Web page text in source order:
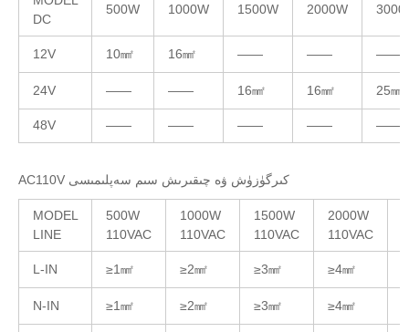
DC
500W 1000W 1500W 2000W
12V 10㎟ 16㎟ —— —— ——
24V —— —— 16㎟ 16㎟ 25㎟
48V —— —— —— —— ——
AC110V كىرگۈزۈش ۋە چىقىرىش سىم سەپلىمىسى
MODEL
LINE
500W
110VAC
1000W
110VAC
1500W
110VAC
2000W
110VAC
L-IN ≥1㎟ ≥2㎟ ≥3㎟ ≥4㎟
N-IN ≥1㎟ ≥2㎟ ≥3㎟ ≥4㎟